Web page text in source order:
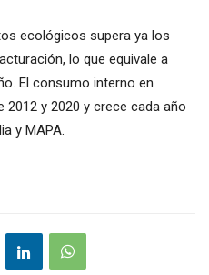
ecológicos supera ya los
lo que equivale a
El consumo interno en
2012 y 2020 y crece cada año
y MAPA.